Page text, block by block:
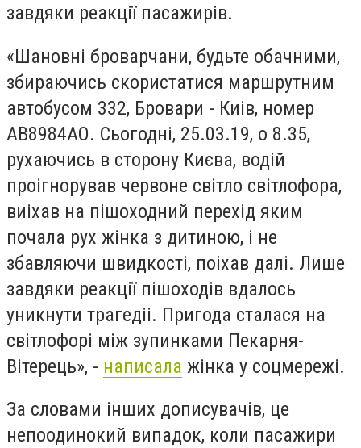
завдяки реакції пасажирів.
«Шановні броварчани, будьте обачними,
збираючись скористатися маршрутним
автобусом 332, Бровари - Киів, номер
АВ8984АО. Сьогодні, 25.03.19, о 8.35,
рухаючись в сторону Києва, водій
проігнорував червоне світло світлофора,
виіхав на пішоходний перехід яким
почала рух жінка з дитиною, і не
збавляючи швидкості, поіхав далі. Лише
завдяки реакції пішоходів вдалось
уникнути трагедіі. Пригода сталася на
світлофорі між зупинками Пекарня-
Вітерець», - написала жінка у соцмережі.
За словами інших дописувачів, це
непоодинокий випадок, коли пасажири